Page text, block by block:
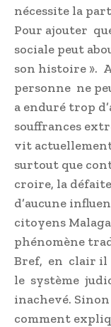
nécessite la
Pour ajouter
sociale peut
son histoire ».
personne ne
a enduré trop
souffrances
vit
surtout que
croire, la
d’aucune
citoyens
phénomène
Bref, en clair il
le système
inachevé. Sinon
comment